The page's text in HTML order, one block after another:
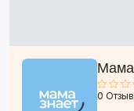
Мама
0